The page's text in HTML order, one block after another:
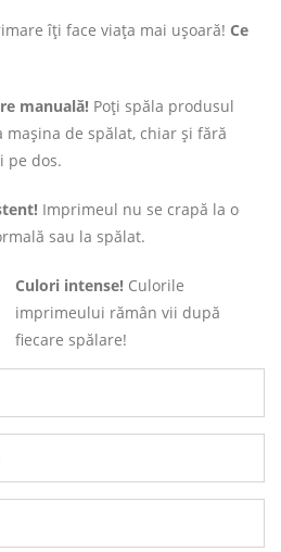
îți face viața mai ușoară! Ce
manuală! Poți spăla produsul
mașina de spălat, chiar și fără
pe dos.
Imprimeul nu se crapă la o
sau la spălat.
Culori intense! Culorile
imprimeului rămân vii după
fiecare spălare!